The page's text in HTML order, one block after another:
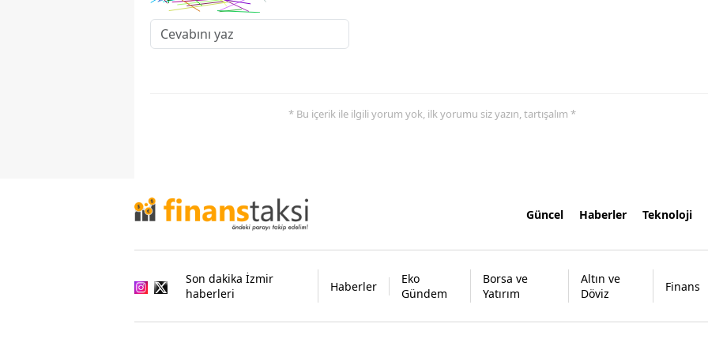
* Bu içerik ile ilgili yorum yok, ilk yorumu siz yazın, tartışalım *
Güncel Haberler Teknoloji
Son dakika İzmir
haberleri
Haberler
Eko
Gündem
Borsa ve
Yatırım
Altın ve
Döviz
Finans